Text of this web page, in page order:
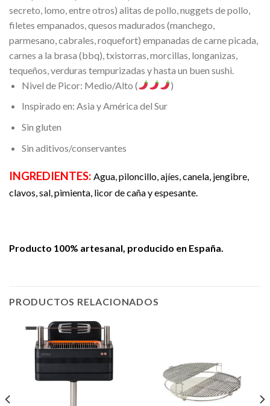
secreto, lomo, entre otros) alitas de pollo, nuggets de pollo,
filetes empanados, quesos madurados (manchego,
parmesano, cabrales, roquefort) empanadas de carne picada,
carnes a la brasa (bbq), txistorras, morcillas, longanizas,
tequeños, verduras tempurizadas y hasta un buen sushi.
Nivel de Picor: Medio/Alto (
)
Inspirado en: Asia y América del Sur
Sin gluten
Sin aditivos/conservantes
INGREDIENTES: Agua, piloncillo, ajíes, canela, jengibre,
clavos, sal, pimienta, licor de caña y espesante.
Producto 100% artesanal, producido en España.
PRODUCTOS RELACIONADOS